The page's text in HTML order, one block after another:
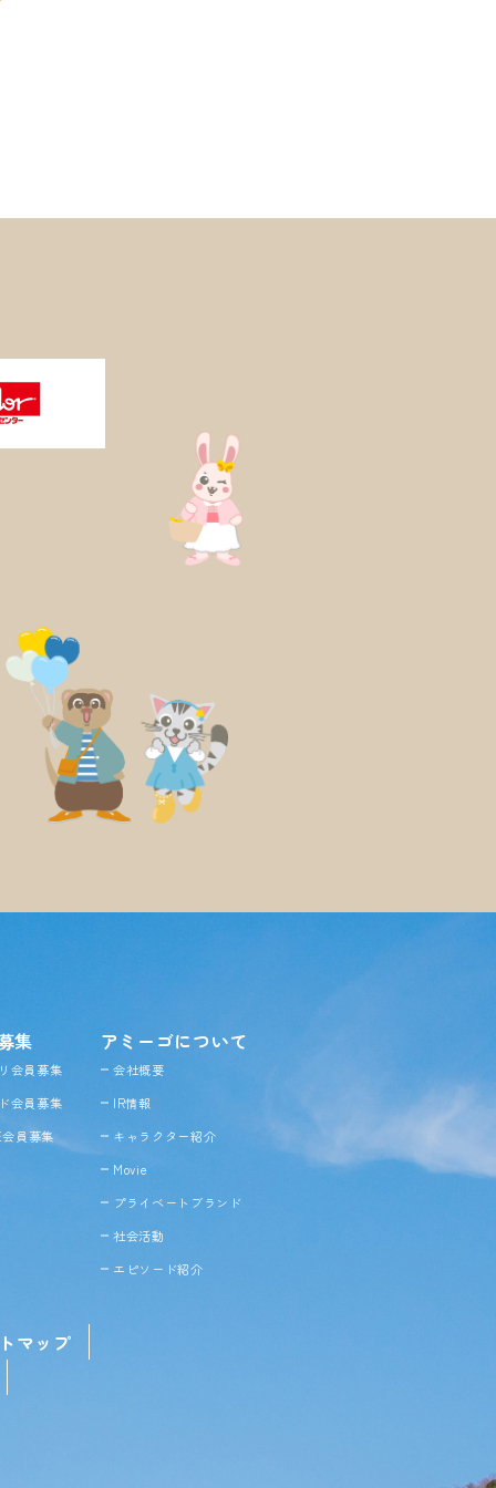
集
会員募集
会員募集
員募集
アミーゴについて
会社概要
IR情報
キャラクター紹介
Movie
プライベートブランド
社会活動
エピソード紹介
マップ